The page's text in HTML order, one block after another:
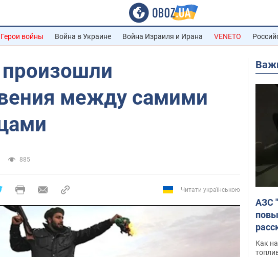
Герои войны Война в Украине Война Израиля и Ирана VENETO
между самими
885
Читати українською
АЗС
Как